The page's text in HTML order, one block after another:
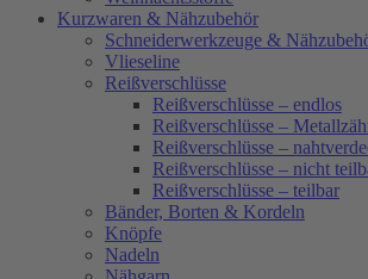
Kurzwaren & Nähzubehör
Schneiderwerkzeuge &
Vlieseline
Reißverschlüsse
Reißverschlüsse – endlos
Reißverschlüsse –
Reißverschlüsse –
Reißverschlüsse – nicht
Reißverschlüsse – teilbar
Bänder, Borten & Kordeln
Knöpfe
Nadeln